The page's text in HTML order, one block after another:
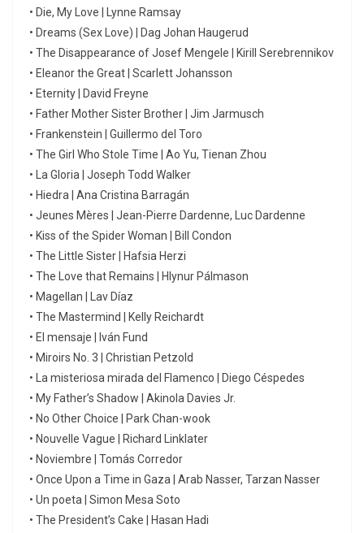
• Die, My Love | Lynne Ramsay
• Dreams (Sex Love) | Dag Johan Haugerud
• The Disappearance of Josef Mengele | Kirill Serebrennikov
• Eleanor the Great | Scarlett Johansson
• Eternity | David Freyne
• Father Mother Sister Brother | Jim Jarmusch
• Frankenstein | Guillermo del Toro
• The Girl Who Stole Time | Ao Yu, Tienan Zhou
• La Gloria | Joseph Todd Walker
• Hiedra | Ana Cristina Barragán
• Jeunes Mères | Jean-Pierre Dardenne, Luc Dardenne
• Kiss of the Spider Woman | Bill Condon
• The Little Sister | Hafsia Herzi
• The Love that Remains | Hlynur Pálmason
• Magellan | Lav Díaz
• The Mastermind | Kelly Reichardt
• El mensaje | Iván Fund
• Miroirs No. 3 | Christian Petzold
• La misteriosa mirada del Flamenco | Diego Céspedes
• My Father’s Shadow | Akinola Davies Jr.
• No Other Choice | Park Chan-wook
• Nouvelle Vague | Richard Linklater
• Noviembre | Tomás Corredor
• Once Upon a Time in Gaza | Arab Nasser, Tarzan Nasser
• Un poeta | Simon Mesa Soto
• The President’s Cake | Hasan Hadi